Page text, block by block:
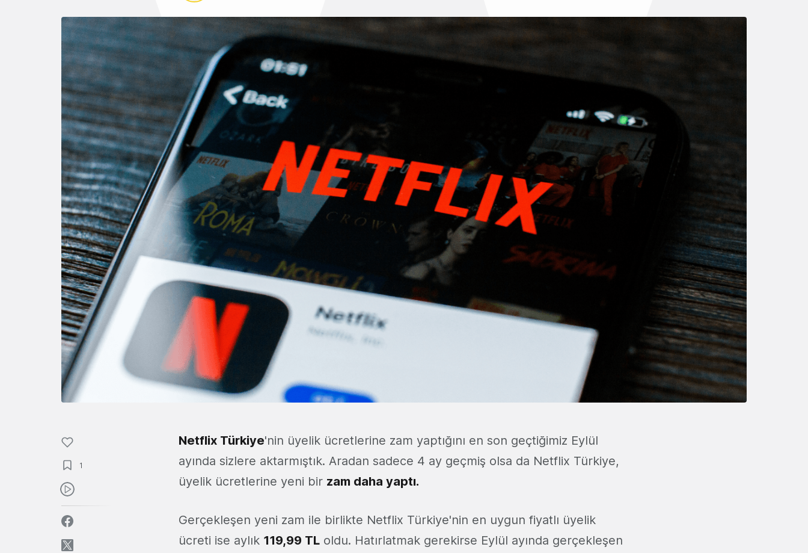
1
Netflix Türkiye'nin üyelik ücretlerine zam yaptığını en son geçtiğimiz Eylül
ayında sizlere aktarmıştık. Aradan sadece 4 ay geçmiş olsa da Netflix Türkiye,
üyelik ücretlerine yeni bir zam daha yaptı.
Gerçekleşen yeni zam ile birlikte Netflix Türkiye'nin en uygun fiyatlı üyelik
ücreti ise aylık 119,99 TL oldu. Hatırlatmak gerekirse Eylül ayında gerçekleşen